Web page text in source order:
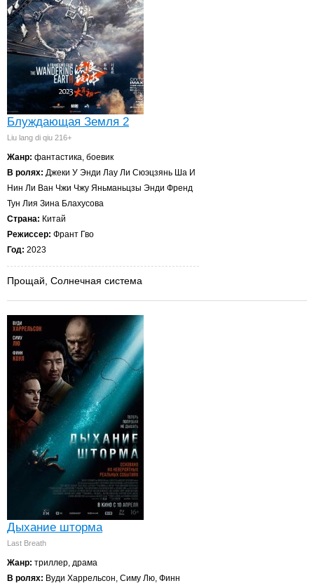
Блуждающая Земля 2
Liu lang di qiu 216+
Жанр: фантастика, боевик
В ролях: Джеки У Энди Лау Ли Сюэцзянь Ша И
Нин Ли Ван Чжи Чжу Яньманьцзы Энди Френд
Тун Лия Зина Блахусова
Страна: Китай
Режиссер: Франт Гво
Год: 2023
Прощай, Солнечная система
Дыхание шторма
Last Breath
Жанр: триллер, драма
В ролях: Вуди Харрельсон, Симу Лю, Финн